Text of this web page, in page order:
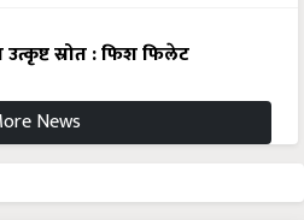
स्रोत : फिश फिलेट
News